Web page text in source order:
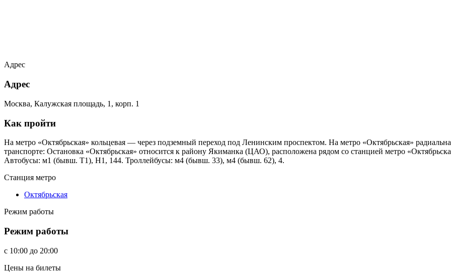
Адрес
Адрес
Москва, Калужская площадь, 1, корп. 1
Как пройти
На метро «Октябрьская» кольцевая — через подземный переход под Ленинским проспектом. На метро «Октябрьская»
транспорте: Остановка «Октябрьская» относится к району Якиманка (ЦАО), расположена рядом со станцией метро
Автобусы: м1 (бывш. Т1), Н1, 144. Троллейбусы: м4 (бывш. 33), м4 (бывш. 62), 4.
Станция метро
Октябрьская
Режим работы
Режим работы
c 10:00 до 20:00
Цены на билеты